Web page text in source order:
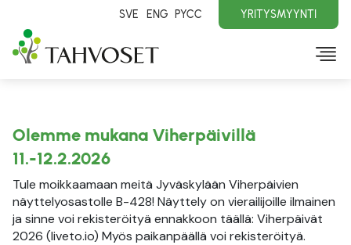
SVE ENG PYCC YRITYSMYYNTI
Olemme mukana Viherpäivillä
11.-12.2.2026
Tule moikkaamaan meitä Jyväskylään Viherpäivien
näyttelyosastolle B-428! Näyttely on vierailijoille ilmainen
ja sinne voi rekisteröityä ennakkoon täällä: Viherpäivät
2026 (liveto.io) Myös paikanpäällä voi rekisteröityä.